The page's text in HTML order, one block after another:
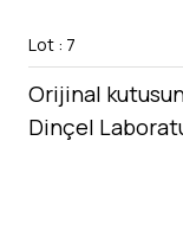
Lot : 7
Orijinal
Dinçel